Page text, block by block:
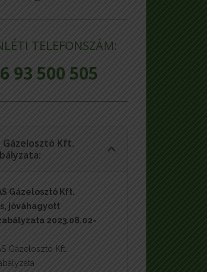
TELEFONSZÁM:
93 500 505
Gázelosztó Kft.
Gázelosztó Kft.
jóváhagyott
2023.08.02-
Gázelosztó Kft.